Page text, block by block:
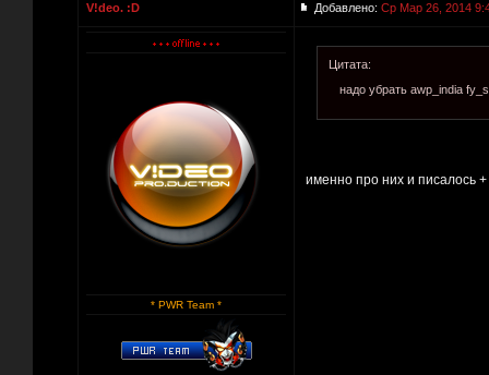
V!deo. :D Добавлено: Ср Мар 26, 2014
* PWR Team *
Цитата:
надо убрать awp_india
именно про них и писалось